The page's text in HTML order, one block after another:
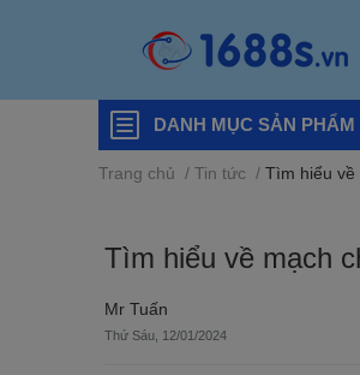
DANH MỤC SẢN PHẨM
Trang chủ / Tin tức / Tìm hiểu về
Tìm hiểu về mạch
Mr Tuấn
Thứ Sáu, 12/01/2024